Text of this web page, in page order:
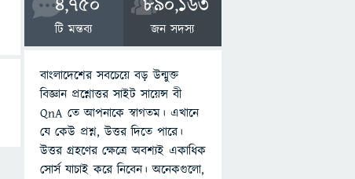
4,750
টি মন্তব্য
890,163
জন সদস্য
বাংলাদেশের সবচেয়ে বড় উন্মুক্ত
বিজ্ঞান প্রশ্নোত্তর সাইট সায়েন্স বী
QnA তে আপনাকে স্বাগতম। এখানে
যে কেউ প্রশ্ন, উত্তর দিতে পারে।
উত্তর গ্রহণের ক্ষেত্রে অবশ্যই একাধিক
সোর্স যাচাই করে নিবেন। অনেকগুলো,